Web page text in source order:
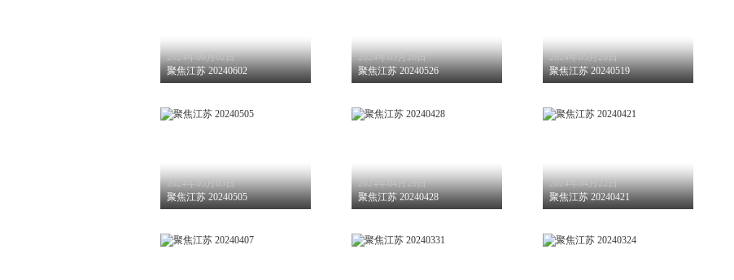
2024年06月02日
聚焦江苏 20240602
2024年05月26日
聚焦江苏 20240526
2024年05月20日
聚焦江苏 20240519
2024年05月05日
聚焦江苏 20240505
2024年04月29日
聚焦江苏 20240428
2024年04月22日
聚焦江苏 20240421